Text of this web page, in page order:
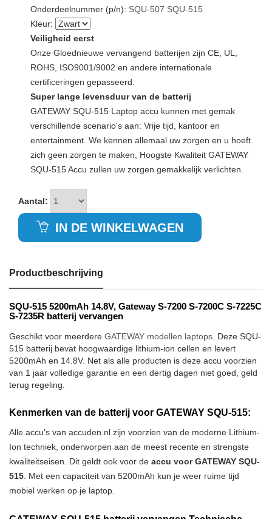
Onderdeelnummer (p/n): SQU-507 SQU-515
Kleur:
Veiligheid eerst
Onze Gloednieuwe vervangend batterijen zijn CE, UL,
ROHS, ISO9001/9002 en andere internationale
certificeringen gepasseerd.
Super lange levensduur van de batterij
GATEWAY SQU-515 Laptop accu kunnen met gemak
verschillende scenario's aan: Vrije tijd, kantoor en
entertainment. We kennen allemaal uw zorgen en u hoeft
zich geen zorgen te maken, Hoogste Kwaliteit GATEWAY
SQU-515 Accu zullen uw zorgen gemakkelijk verlichten.
Aantal:
IN DE WINKELWAGEN
Productbeschrijving
SQU-515 5200mAh 14.8V, Gateway S-7200 S-7200C S-7225C
S-7235R batterij vervangen
Geschikt voor meerdere GATEWAY modellen laptops . Deze SQU-
515 batterij bevat hoogwaardige lithium-ion cellen en levert
5200mAh en 14.8V. Net als alle producten is deze accu voorzien
van 1 jaar volledige garantie en een dertig dagen niet goed, geld
terug regeling.
Kenmerken van de batterij voor GATEWAY SQU-515:
Alle accu's van accuden.nl zijn voorzien van de moderne Lithium-
Ion techniek, onderworpen aan de meest recente en strengste
kwaliteitseisen. Dit geldt ook voor de accu voor GATEWAY SQU-
515 . Met een capaciteit van 5200mAh kun je weer ruime tijd
mobiel werken op je laptop.